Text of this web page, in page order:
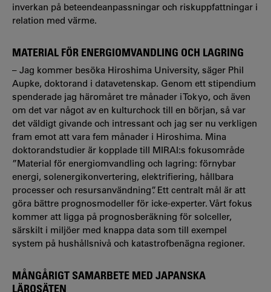
inverkan på beteendeanpassningar och riskuppfattningar i
relation med värme.
MATERIAL FÖR ENERGIOMVANDLING OCH LAGRING
– Jag kommer besöka Hiroshima University, säger Phil
Aupke, doktorand i datavetenskap. Genom ett stipendium
spenderade jag häromåret tre månader i Tokyo, och även
om det var något av en kulturchock till en början, så var
det väldigt givande och intressant och jag ser nu verkligen
fram emot att vara fem månader i Hiroshima. Mina
doktorandstudier är kopplade till MIRAI:s fokusområde
”Material för energiomvandling och lagring: förnybar
energi, solenergikonvertering, elektrifiering, hållbara
processer och resursanvändning”. Ett centralt mål är att
göra bättre prognosmodeller för icke-experter. Vårt fokus
kommer att ligga på prognosberäkning för solceller,
särskilt i miljöer med knappa data som till exempel
system på hushållsnivå och katastrofbenägna regioner.
MÅNGÅRIGT SAMARBETE MED JAPANSKA
LÄROSÄTEN